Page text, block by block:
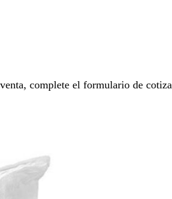
complete el formulario de